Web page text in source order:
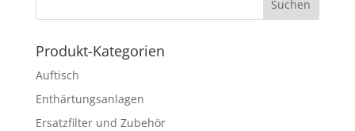
Produkt-Kategorien
Auftisch
Enthärtungsanlagen
Ersatzfilter und Zubehör